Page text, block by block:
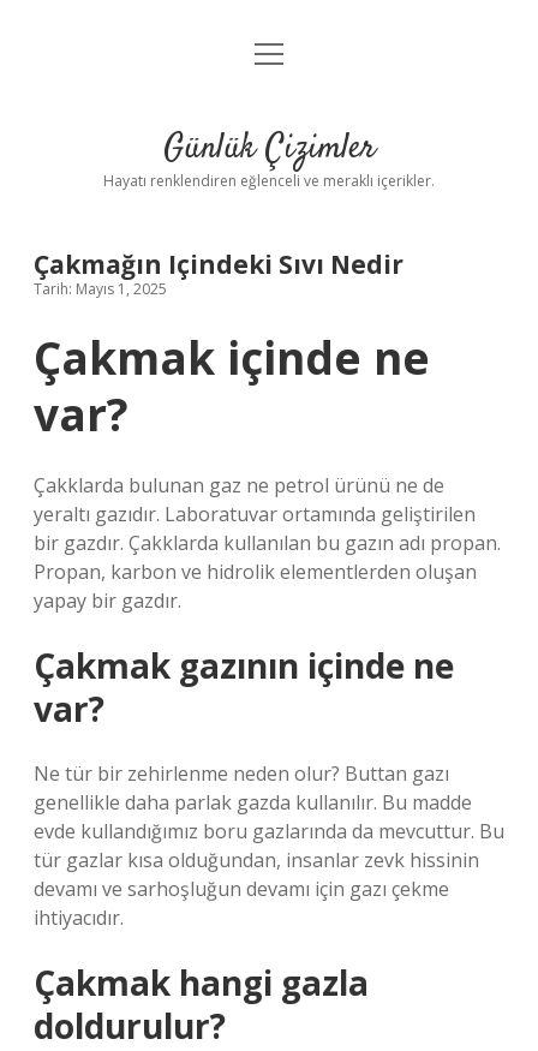
Anasayfa
Yasal Uyarı
menüyü
Günlük Çizimler
Hayatı renklendiren eğlenceli ve meraklı içerikler.
Çakmağın Içindeki Sıvı Nedir
Tarih: Mayıs 1, 2025
Çakmak içinde ne
var?
Çakklarda bulunan gaz ne petrol ürünü ne de
yeraltı gazıdır. Laboratuvar ortamında geliştirilen
bir gazdır. Çakklarda kullanılan bu gazın adı propan.
Propan, karbon ve hidrolik elementlerden oluşan
yapay bir gazdır.
Çakmak gazının içinde ne
var?
Ne tür bir zehirlenme neden olur? Buttan gazı
genellikle daha parlak gazda kullanılır. Bu madde
evde kullandığımız boru gazlarında da mevcuttur. Bu
tür gazlar kısa olduğundan, insanlar zevk hissinin
devamı ve sarhoşluğun devamı için gazı çekme
ihtiyacıdır.
Çakmak hangi gazla
doldurulur?